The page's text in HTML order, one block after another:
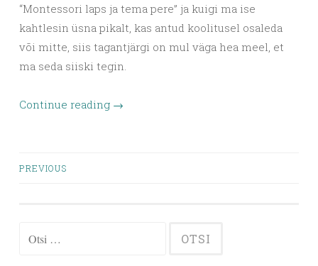
“Montessori laps ja tema pere” ja kuigi ma ise
kahtlesin üsna pikalt, kas antud koolitusel osaleda
või mitte, siis tagantjärgi on mul väga hea meel, et
ma seda siiski tegin.
Continue reading →
Posts
PREVIOUS